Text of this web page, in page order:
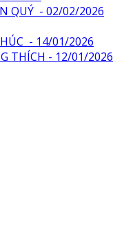
QUÝ - 02/02/2026
- 14/01/2026
THÍCH - 12/01/2026